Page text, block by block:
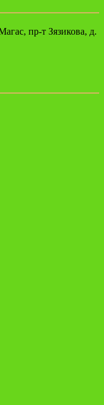
пр-т Зязикова, д.